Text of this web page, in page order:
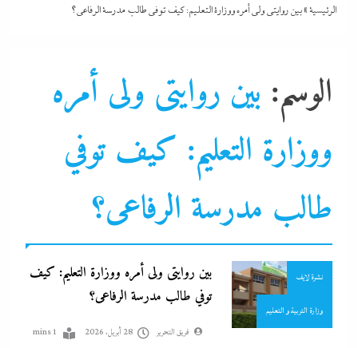
الرئيسية»بين روايتى ولى أمره ووزارة التعليم: كيف توفي طالب مدرسة الرفاعى؟
الوسم: بين روايتى ولى أمره
ووزارة التعليم: كيف توفي
طالب مدرسة الرفاعى؟
تصحيف سوشيال
تليفزيون
حوادث و جريمة
محافظة القاهرة
مدارس تجريبي
مستشفيات
نشرة لايف
وزارة التربية و التعليم
بين روايتى ولى أمره ووزارة التعليم: كيف
توفي طالب مدرسة الرفاعى؟
فريق التحرير 28 أبريل، 2026 1 mins